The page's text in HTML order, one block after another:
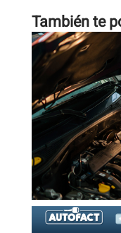
También te